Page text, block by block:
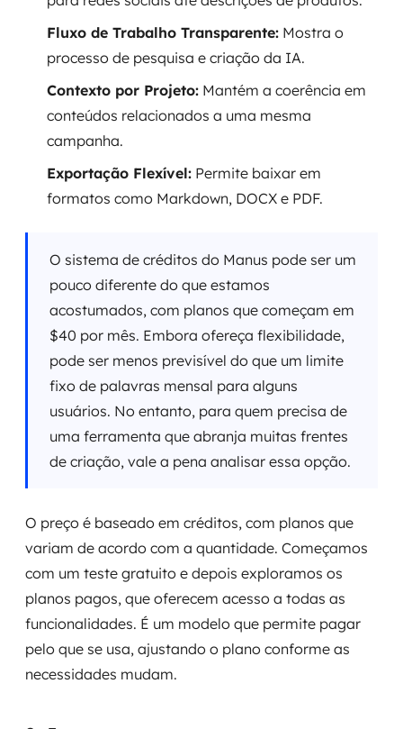
Fluxo de Trabalho Transparente: Mostra o
processo de pesquisa e criação da IA.
Contexto por Projeto: Mantém a coerência em
conteúdos relacionados a uma mesma
campanha.
Exportação Flexível: Permite baixar em
formatos como Markdown, DOCX e PDF.
O sistema de créditos do Manus pode ser um
pouco diferente do que estamos
acostumados, com planos que começam em
$40 por mês. Embora ofereça flexibilidade,
pode ser menos previsível do que um limite
fixo de palavras mensal para alguns
usuários. No entanto, para quem precisa de
uma ferramenta que abranja muitas frentes
de criação, vale a pena analisar essa opção.
O preço é baseado em créditos, com planos que
variam de acordo com a quantidade. Começamos
com um teste gratuito e depois exploramos os
planos pagos, que oferecem acesso a todas as
funcionalidades. É um modelo que permite pagar
pelo que se usa, ajustando o plano conforme as
necessidades mudam.